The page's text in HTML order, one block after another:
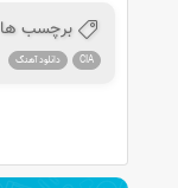
برچسب ها
CIA دانلود آهنگ